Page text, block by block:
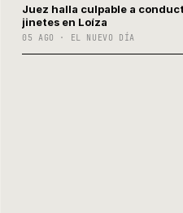
Juez halla culpable a
jinetes en Loíza
05 AGO · EL NUEVO DÍA